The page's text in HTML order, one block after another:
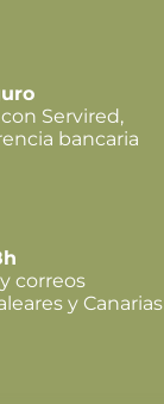
Servired,
bancaria
correos
y Canarias